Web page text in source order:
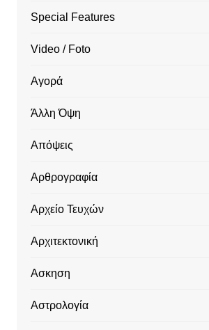
Special Features
Video / Foto
Αγορά
Άλλη Όψη
Απόψεις
Αρθρογραφία
Αρχείο Τευχών
Αρχιτεκτονική
Ασκηση
Αστρολογία